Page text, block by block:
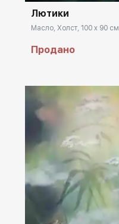
Лютики
Масло, Холст, 100 x 90 см
Продано